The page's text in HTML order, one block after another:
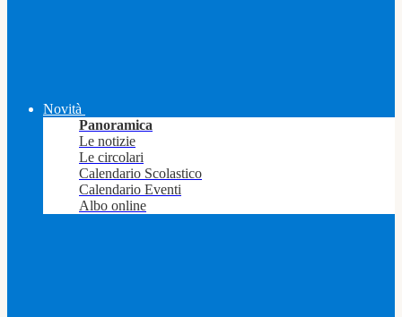
Novità
Panoramica
Le notizie
Le circolari
Calendario Scolastico
Calendario Eventi
Albo online